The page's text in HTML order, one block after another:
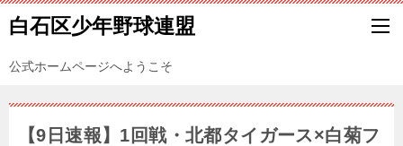
白石区少年野球連盟
公式ホームページへようこそ
【9日速報】1回戦・北都タイガース×白菊フ